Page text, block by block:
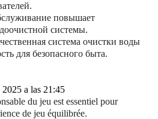
повышает
системы.
система очистки воды
для безопасного быта.
a las 21:45
du jeu est essentiel pour
de jeu équilibrée.